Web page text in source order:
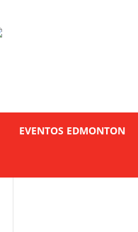
EVENTOS EDMONTON